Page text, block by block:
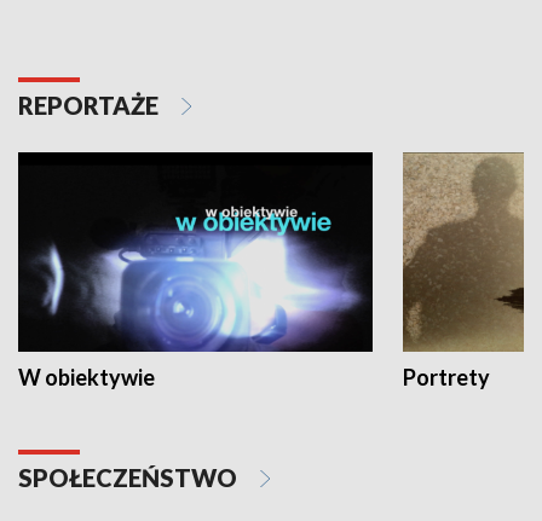
REPORTAŻE
W obiektywie Portrety
SPOŁECZEŃSTWO